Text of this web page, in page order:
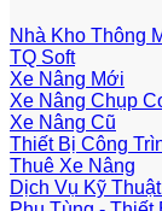
Nhà Kho Thông
TQ Soft
Xe Nâng Mới
Xe Nâng Chụp
Xe Nâng Cũ
Thiết Bị Công
Thuê Xe Nâng
Dịch Vụ Kỹ